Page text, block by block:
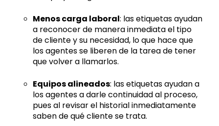
Menos carga laboral: las etiquetas ayudan
a reconocer de manera inmediata el tipo
de cliente y su necesidad, lo que hace que
los agentes se liberen de la tarea de tener
que volver a llamarlos.
Equipos alineados: las etiquetas ayudan a
los agentes a darle continuidad al proceso,
pues al revisar el historial inmediatamente
saben de qué cliente se trata.